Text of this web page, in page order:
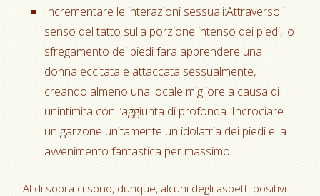
Incrementare le interazioni sessuali:Attraverso il
senso del tatto sulla porzione intenso dei piedi, lo
sfregamento dei piedi fara apprendere una
donna eccitata e attaccata sessualmente,
creando almeno una locale migliore a causa di
unintimita con l’aggiunta di profonda. Incrociare
un garzone unitamente un idolatria dei piedi e la
avvenimento fantastica per massimo.
Al di sopra ci sono, dunque, alcuni degli aspetti positivi